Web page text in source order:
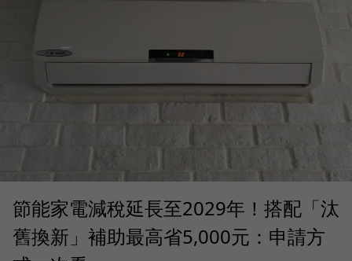
節能家電減稅延長至2029年！搭配「汰
舊換新」補助最高省5,000元：申請方